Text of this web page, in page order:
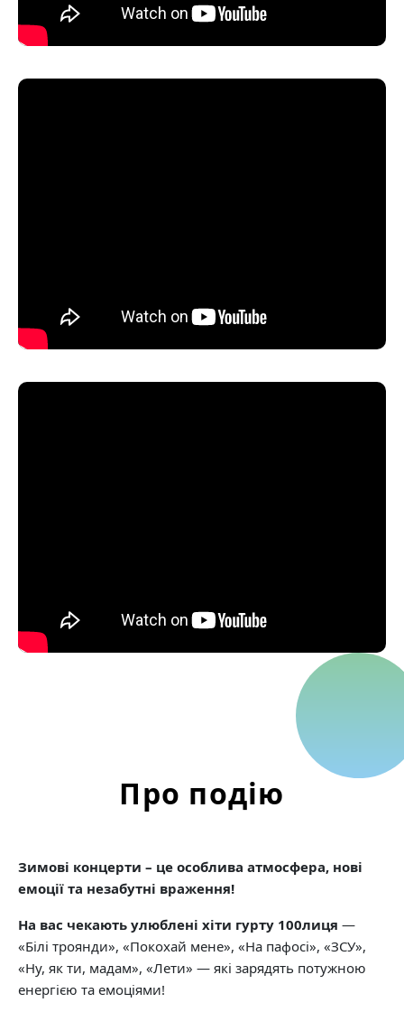
Про подію
Зимові концерти – це особлива атмосфера, нові
емоції та незабутні враження!
На вас чекають улюблені хіти гурту 100лиця —
«Білі троянди», «Покохай мене», «На пафосі», «ЗСУ»,
«Ну, як ти, мадам», «Лети» — які зарядять потужною
енергією та емоціями!